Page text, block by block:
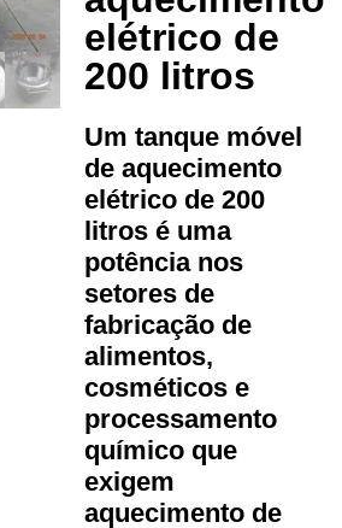
elétrico de
200 litros
Um tanque móvel
de aquecimento
elétrico de 200
litros é uma
potência nos
setores de
fabricação de
alimentos,
cosméticos e
processamento
químico que
exigem
aquecimento de